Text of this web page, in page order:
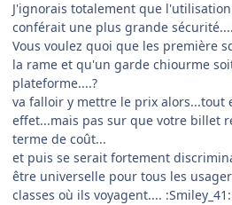
J'ignorais totalement que
conférait une plus grande
Vous voulez quoi que les première
la rame et qu'un garde chiourme
plateforme....?
va falloir y mettre le prix alors...tout
effet...mais pas sur que votre billet
terme de coût...
et puis se serait fortement
être universelle pour tous les
classes où ils voyagent.... :Smiley_41: